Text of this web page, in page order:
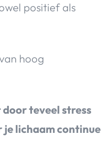
positief als
hoog
teveel stress
je lichaam continue